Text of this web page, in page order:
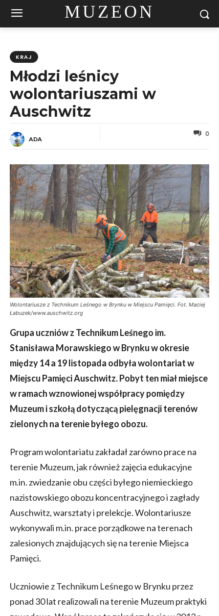
MUZEON
KRAJ
Młodzi leśnicy
wolontariuszami w
Auschwitz
ADA
0
Wolontariusze z Technikum Leśnego w Brynku w Miejscu Pamięci. Fot. Maciej
Łabuzek/www.auschwitz.org
Grupa uczniów z Technikum Leśnego im.
Stanisława Morawskiego w Brynku w okresie
między 14 a 19 listopada odbyła wolontariat w
Miejscu Pamięci Auschwitz. Pobyt ten miał miejsce
w ramach wznowionej współpracy pomiędzy
Muzeum i szkołą dotyczącą pielęgnacji terenów
zielonych na terenie byłego obozu.
Program wolontariatu zakładał zarówno prace na
terenie Muzeum, jak również zajęcia edukacyjne
m.in. zwiedzanie obu części byłego niemieckiego
nazistowskiego obozu koncentracyjnego i zagłady
Auschwitz, warsztaty i prelekcje. Wolontariusze
wykonywali m.in. prace porządkowe na terenach
zalesionych znajdujących się na terenie Miejsca
Pamięci.
Uczniowie z Technikum Leśnego w Brynku przez
ponad 30 lat realizowali na terenie Muzeum praktyki